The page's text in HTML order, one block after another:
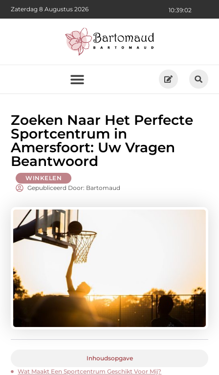
10:39:04
Zaterdag 8 Augustus 2026
Zoeken Naar Het Perfecte
Sportcentrum in
Amersfoort: Uw Vragen
Beantwoord
WINKELEN
Gepubliceerd Door: Bartomaud
Inhoudsopgave
Wat Maakt Een Sportcentrum Geschikt Voor Mij?